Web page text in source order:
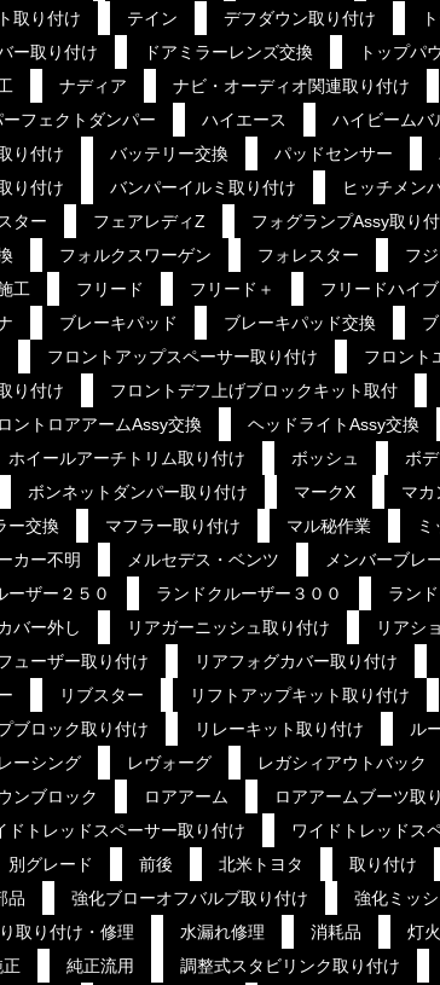
取り付け テイン デフダウン取り付け
ー取り付け ドアミラーレンズ交換 トップパ
ナディア ナビ・オーディオ関連取り付け
ーフェクトダンパー ハイエース ハイビームバ
り付け バッテリー交換 パッドセンサー
り付け バンパーイルミ取り付け ヒッチメン
ター フェアレディZ フォグランプAssy取り
フォルクスワーゲン フォレスター フ
工 フリード フリード＋ フリードハイ
ブレーキパッド ブレーキパッド交換
フロントアップスペーサー取り付け フロント
り付け フロントデフ上げブロックキット取付
ントロアアームAssy交換 ヘッドライトAssy交換
ホイールアーチトリム取り付け ボッシュ ボ
ボンネットダンパー取り付け マークX マカ
ー交換 マフラー取り付け マル秘作業
カー不明 メルセデス・ベンツ メンバーブレ
ーザー２５０ ランドクルーザー３００ ラン
バー外し リアガーニッシュ取り付け リアシ
ューザー取り付け リアフォグカバー取り付け
リブスター リフトアップキット取り付け
ブロック取り付け リレーキット取り付け ル
ーシング レヴォーグ レガシィアウトバック
ンブロック ロアアーム ロアアームブーツ取
ドトレッドスペーサー取り付け ワイドトレッドス
別グレード 前後 北米トヨタ 取り付け
品 強化ブローオフバルブ取り付け 強化ミッ
取り付け・修理 水漏れ修理 消耗品 灯
純正流用 調整式スタビリンク取り付け